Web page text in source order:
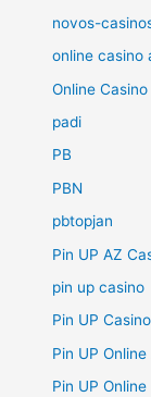
novos-
online casino
Online
padi
PB
PBN
pbtopjan
Pin UP AZ
pin up casino
Pin UP
Pin UP Online
Pin UP